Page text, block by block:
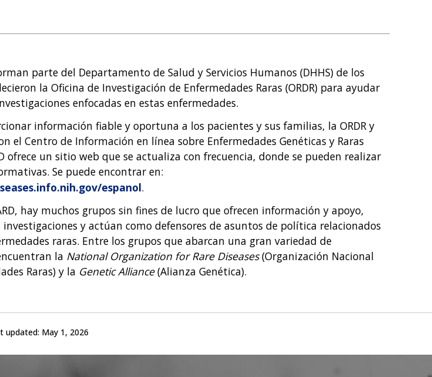
parte del Departamento de Salud y Servicios Humanos (DHHS) de los
la Oficina de Investigación de Enfermedades Raras (ORDR) para ayudar
enfocadas en estas enfermedades.
información fiable y oportuna a los pacientes y sus familias, la ORDR y
el Centro de Información en línea sobre Enfermedades Genéticas y Raras
ofrece un sitio web que se actualiza con frecuencia, donde se pueden realizar
Se puede encontrar en:
espanol.
hay muchos grupos sin fines de lucro que ofrecen información y apoyo,
y actúan como defensores de asuntos de política relacionados
raras. Entre los grupos que abarcan una gran variedad de
la National Organization for Rare Diseases(Organización Nacional
Raras) y la Genetic Alliance(Alianza Genética).
updated: May 1, 2026